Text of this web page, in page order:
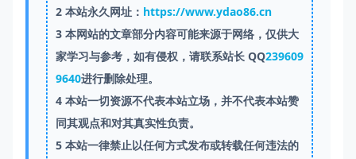
2本站永久网址： https://www.ydao86.cn
3本网站的文章部分内容可能来源于网络，仅供大
家学习与参考，如有侵权，请联系站长 QQ239609
9640进行删除处理。
4本站一切资源不代表本站立场，并不代表本站赞
同其观点和对其真实性负责。
5本站一律禁止以任何方式发布或转载任何违法的